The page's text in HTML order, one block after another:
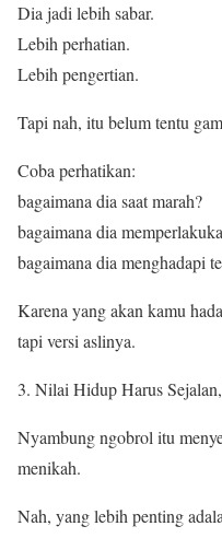
Dia jadi lebih sabar.
Lebih perhatian.
Lebih pengertian.
Tapi nah, itu belum tentu
Coba perhatikan:
bagaimana dia saat marah?
bagaimana dia
bagaimana dia menghadapi
Karena yang akan kamu
tapi versi aslinya.
Nilai Hidup Harus
Nyambung ngobrol itu
menikah.
Nah, yang lebih penting